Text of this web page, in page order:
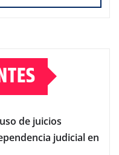
de juicios
judicial en